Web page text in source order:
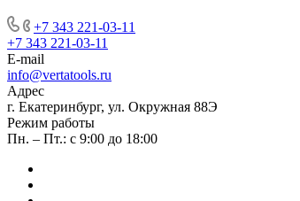
+7 343 221-03-11
+7 343 221-03-11
E-mail
info@vertatools.ru
Адрес
г. Екатеринбург, ул. Окружная 88Э
Режим работы
Пн. – Пт.: с 9:00 до 18:00